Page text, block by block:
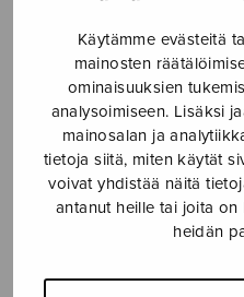
Käytämme evästeitä
mainosten
ominaisuuksien
analysoimiseen. Lisäksi
mainosalan ja
tietoja siitä, miten käytät
voivat yhdistää näitä
antanut heille tai joita
heidän
Canzone 164 di Francesco